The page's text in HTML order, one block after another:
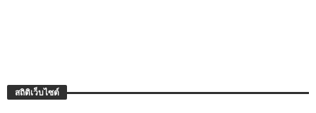
สถิติเว็บไซต์